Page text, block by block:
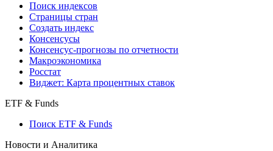
Поиск индексов
Страницы стран
Создать индекс
Консенсусы
Консенсус-прогнозы по отчетности
Макроэкономика
Росстат
Виджет: Карта процентных ставок
ETF & Funds
Поиск ETF & Funds
Новости и Аналитика